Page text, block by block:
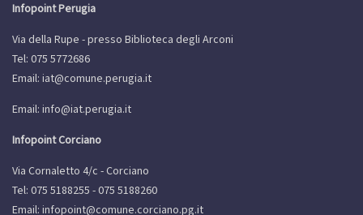
Infopoint Perugia
Via della Rupe - presso Biblioteca degli Arconi
Tel: 075 5772686
Email: iat@comune.perugia.it
Email: info@iat.perugia.it
Infopoint Corciano
Via Cornaletto 4/c - Corciano
Tel: 075 5188255 - 075 5188260
Email: infopoint@comune.corciano.pg.it